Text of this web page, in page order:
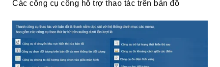
Các công cụ công hỗ trợ thao tác trên bản đồ